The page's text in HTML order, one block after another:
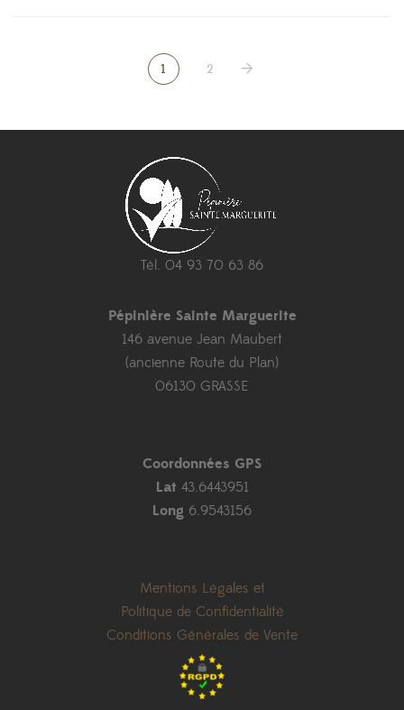
1 2
Tél. 04 93 70 63 86
Pépinière Sainte Marguerite
146 avenue Jean Maubert
(ancienne Route du Plan)
06130 GRASSE
Coordonnées GPS
Lat 43.6443951
Long 6.9543156
Mentions Légales et
Politique de Confidentialité
Conditions Générales de Vente